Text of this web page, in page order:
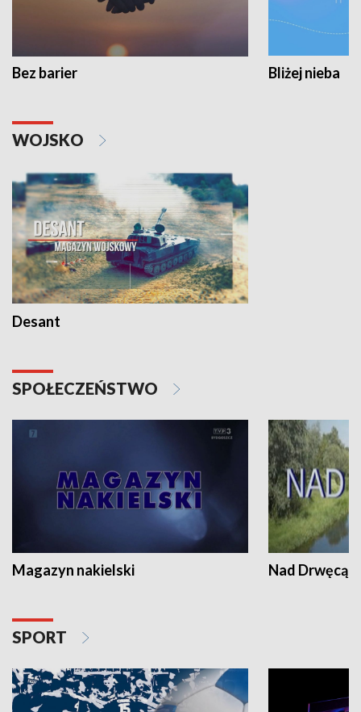
Bez barier Bliżej nieba
WOJSKO
Desant
SPOŁECZEŃSTWO
Magazyn nakielski Nad Drwęcą
SPORT